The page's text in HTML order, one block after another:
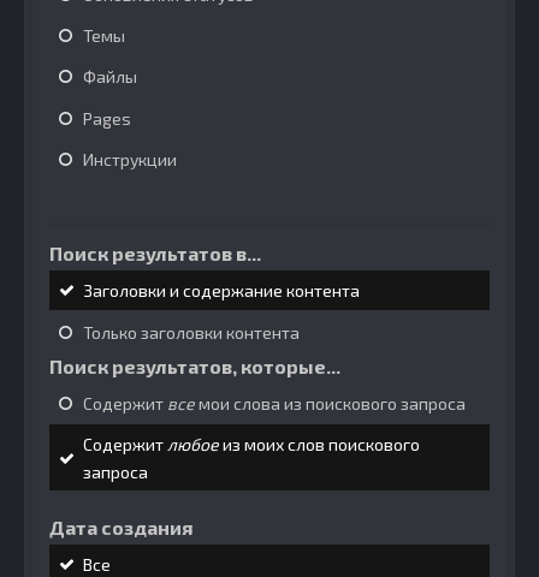
Темы
Файлы
Pages
Инструкции
Поиск результатов в...
Заголовки и содержание контента
Только заголовки контента
Поиск результатов, которые...
Содержит всемои слова из поискового запроса
Содержитлюбоеиз моих слов поискового
запроса
Дата создания
Все